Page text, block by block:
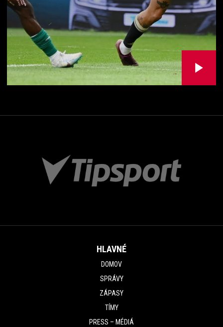
HLAVNÉ
DOMOV
SPRÁVY
ZÁPASY
TÍMY
PRESS – MÉDIÁ